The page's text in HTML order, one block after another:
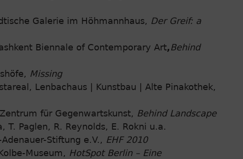
Galerie im Höhmannhaus, Der Greif: a
Biennale of Contemporary Art,Behind
Missing
Lenbachaus | Kunstbau | Alte Pinakothek,
für Gegenwartskunst, Behind Landscape
T. Paglen, R. Reynolds, E. Rokni u.a.
Stiftung e.V., EHF 2010
Museum, HotSpot Berlin – Eine